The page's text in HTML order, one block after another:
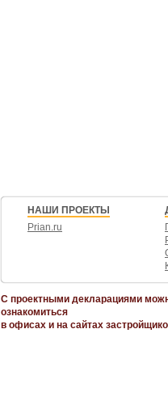
НАШИ ПРОЕКТЫ
Prian.ru
С проектными декларациями
ознакомиться
в офисах и на сайтах